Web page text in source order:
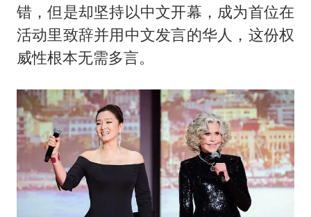
错，但是却坚持以中文开幕，成为首位在
活动里致辞并用中文发言的华人，这份权
威性根本无需多言。